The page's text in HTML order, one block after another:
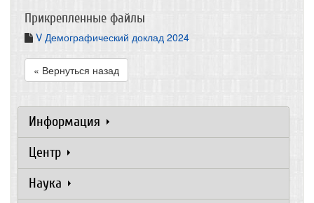
Прикрепленные файлы
V Демографический доклад 2024
« Вернуться назад
Информация
Центр
Наука